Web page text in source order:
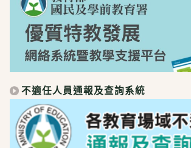
不適任人員通報及查詢系統